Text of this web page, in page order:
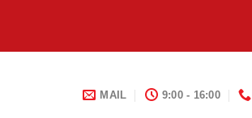
content
MAIL 9:00 - 16:00